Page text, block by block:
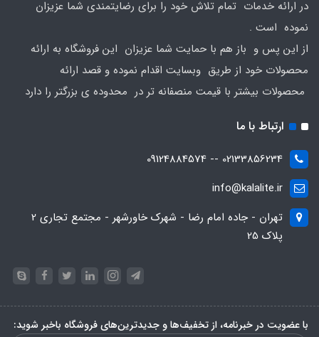
در ارائه خدمات تمام تلاش خود را برای رضایتمندی شما عزیزان
نموده است .
از این پس و باز هم با حمایت شما عزیزان این فروشگاه به ارائه
محصولات خود از طریق وبسایت اقدام نموده و قصد ارائه
محصولات بیشتر با قیمت منصفانه تر در محدوده ی بزرگتر را دارد
ارتباط با ما
02133856234 -- 09124884574
info@kalalite.ir
تهران - جاده امام رضا - شهرک خاورشهر - مجتمع تجاری 2
پلاک 25
با عضویت در خبرنامه، از تخفیف‌ها و جدیدترین‌های فروشگاه باخبر شوید: